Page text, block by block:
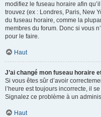
modifiez le fuseau horaire afin
trouvez (ex : Londres, Paris, New
du fuseau horaire, comme la
membres du forum. Donc si vous
pour le faire.
Haut
J’ai changé mon fuseau horaire
Si vous êtes sûr d’avoir
l’heure est toujours incorrecte, il
Signalez ce problème à un
Haut